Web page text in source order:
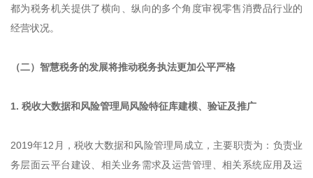
都为税务机关提供了横向、纵向的多个角度审视零售消费品行业的
经营状况。
（二）智慧税务的发展将推动税务执法更加公平严格
1. 税收大数据和风险管理局风险特征库建模、验证及推广
2019年12月，税收大数据和风险管理局成立，主要职责为：负责业
务层面云平台建设、相关业务需求及运营管理、相关系统应用及运